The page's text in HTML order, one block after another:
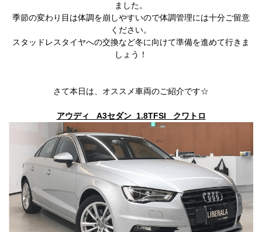
ました。
季節の変わり目は体調を崩しやすいので体調管理には十分ご留意
ください。
スタッドレスタイヤへの交換など冬に向けて準備を進めて行きま
しょう！
さて本日は、オススメ車両のご紹介です☆
アウディ A3セダン 1.8TFSI クワトロ